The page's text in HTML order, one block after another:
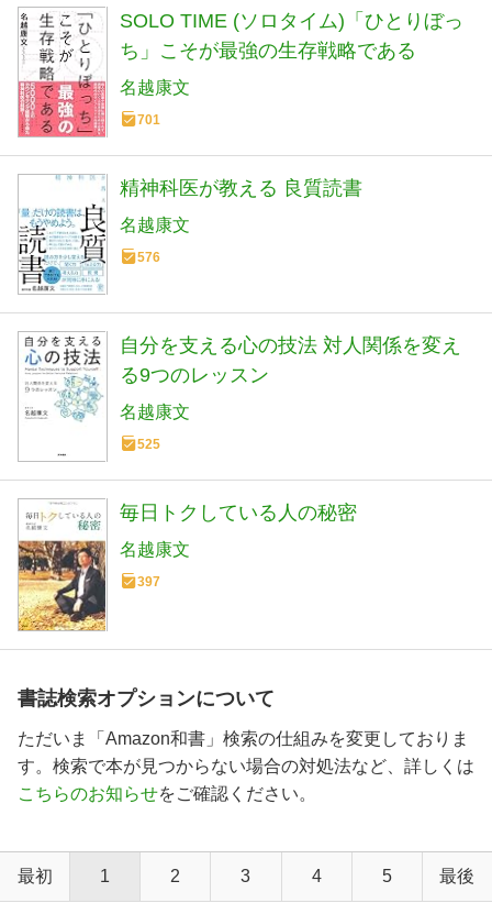
SOLO TIME (ソロタイム)「ひとりぼっ
ち」こそが最強の生存戦略である
名越康文
701
精神科医が教える 良質読書
名越康文
576
自分を支える心の技法 対人関係を変え
る9つのレッスン
名越康文
525
毎日トクしている人の秘密
名越康文
397
書誌検索オプションについて
ただいま「Amazon和書」検索の仕組みを変更しておりま
す。検索で本が見つからない場合の対処法など、詳しくは
こちらのお知らせをご確認ください。
最初 1 2 3 4 5 最後